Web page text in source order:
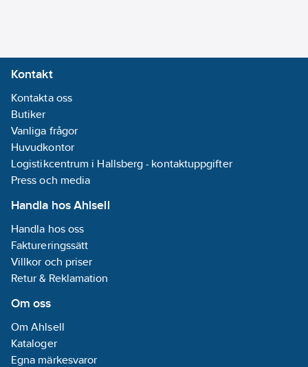
Kontakt
Kontakta oss
Butiker
Vanliga frågor
Huvudkontor
Logistikcentrum i Hallsberg - kontaktuppgifter
Press och media
Handla hos Ahlsell
Handla hos oss
Faktureringssätt
Villkor och priser
Retur & Reklamation
Om oss
Om Ahlsell
Kataloger
Egna märkesvaror